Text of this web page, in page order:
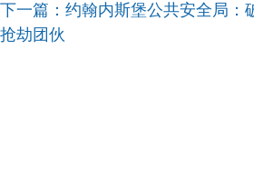
下一篇： 约翰内斯堡公共安全局：
抢劫团伙